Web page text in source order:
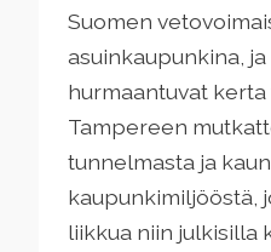
Suomen
asuinkaupunkina,
hurmaantuvat
Tampereen
tunnelmasta ja
kaupunkimiljööstä,
liikkua niin julkisilla